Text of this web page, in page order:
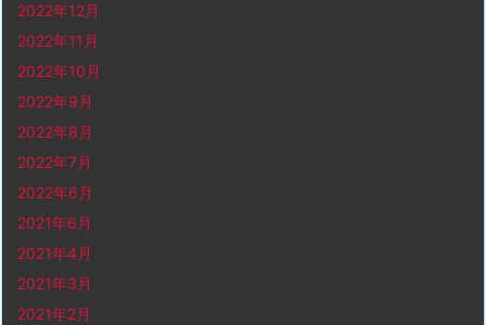
2022年12月
2022年11月
2022年10月
2022年9月
2022年8月
2022年7月
2022年6月
2021年6月
2021年4月
2021年3月
2021年2月